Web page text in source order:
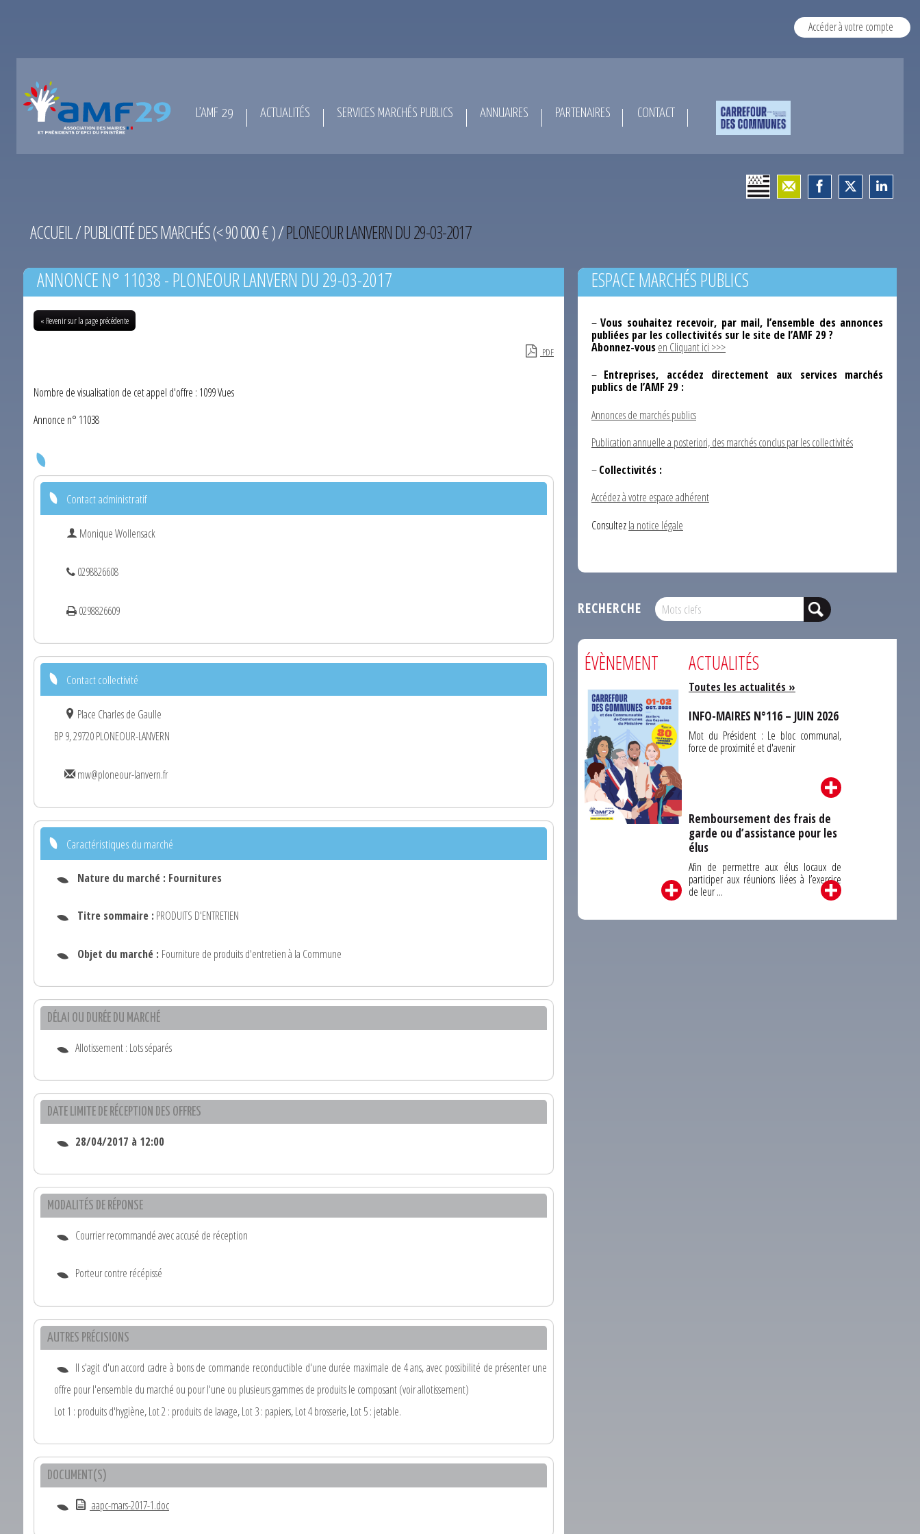
Accéder à votre compte
L’AMF 29 ACTUALITÉS SERVICES MARCHÉS PUBLICS ANNUAIRES PARTENAIRES CONTACT
ACCUEIL/PUBLICITÉ DES MARCHÉS (< 90 000 € )/PLONEOUR LANVERN DU 29-03-2017
ANNONCE N° 11038 - PLONEOUR LANVERN DU 29-03-2017
« Revenir sur la page précédente
PDF
Nombre de visualisation de cet appel d'offre : 1099 Vues
Annonce n° 11038
Contact administratif
Monique Wollensack
0298826608
0298826609
Contact collectivité
Place Charles de Gaulle
BP 9, 29720 PLONEOUR-LANVERN
mw@ploneour-lanvern.fr
Caractéristiques du marché
Nature du marché : Fournitures
Titre sommaire : PRODUITS D'ENTRETIEN
Objet du marché : Fourniture de produits d'entretien à la Commune
DÉLAI OU DURÉE DU MARCHÉ
Allotissement : Lots séparés
DATE LIMITE DE RÉCEPTION DES OFFRES
28/04/2017 à 12:00
MODALITÉS DE RÉPONSE
Courrier recommandé avec accusé de réception
Porteur contre récépissé
AUTRES PRÉCISIONS
Il s'agit d'un accord cadre à bons de commande reconductible d'une durée maximale de 4 ans, avec possibilité de présenter une
offre pour l'ensemble du marché ou pour l'une ou plusieurs gammes de produits le composant (voir allotissement)
Lot 1 : produits d'hygiène, Lot 2 : produits de lavage, Lot 3 : papiers, Lot 4 brosserie, Lot 5 : jetable.
DOCUMENT(S)
aapc-mars-2017-1.doc
ESPACE MARCHÉS PUBLICS
–Vous souhaitez recevoir, par mail, l’ensemble des annonces
publiées par les collectivités sur le site de l’AMF 29 ?
Abonnez-vousen Cliquant ici >>>
– Entreprises, accédez directement aux services marchés
publics de l’AMF 29 :
Annonces de marchés publics
Publication annuelle a posteriori, des marchés conclus par les collectivités
–Collectivités :
Accédez à votre espace adhérent
Consultezla notice légale
RECHERCHE
ÉVÈNEMENT ACTUALITÉS
Toutes les actualités »
INFO-MAIRES N°116 – JUIN 2026
Mot du Président : Le bloc communal,
force de proximité et d'avenir
Remboursement des frais de
garde ou d’assistance pour les
élus
Afin de permettre aux élus locaux de
participer aux réunions liées à l’exercice
de leur ...